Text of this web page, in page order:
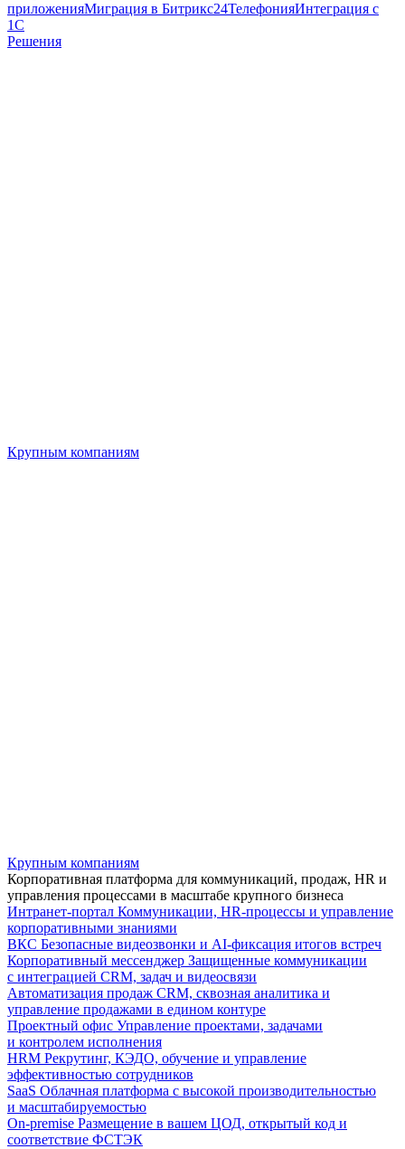
приложенияМиграция в Битрикс24ТелефонияИнтеграция с
1С
Решения
Крупным компаниям
Крупным компаниям
Корпоративная платформа для коммуникаций, продаж, HR и
управления процессами в масштабе крупного бизнеса
Интранет-портал Коммуникации, HR-процессы и управление
корпоративными знаниями
ВКС Безопасные видеозвонки и AI-фиксация итогов встреч
Корпоративный мессенджер Защищенные коммуникации
с интеграцией CRM, задач и видеосвязи
Автоматизация продаж CRM, сквозная аналитика и
управление продажами в едином контуре
Проектный офис Управление проектами, задачами
и контролем исполнения
HRM Рекрутинг, КЭДО, обучение и управление
эффективностью сотрудников
SaaS Облачная платформа с высокой производительностью
и масштабируемостью
On-premise Размещение в вашем ЦОД, открытый код и
соответствие ФСТЭК